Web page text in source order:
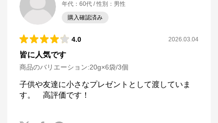
年代 ： 60代 性別 ： 男性
購入確認済み
4.0 2026.03.04
皆に人気です
商品のバリエーション:20g×6袋/3個
子供や友達に小さなプレゼントとして渡していま
す。　高評価です！